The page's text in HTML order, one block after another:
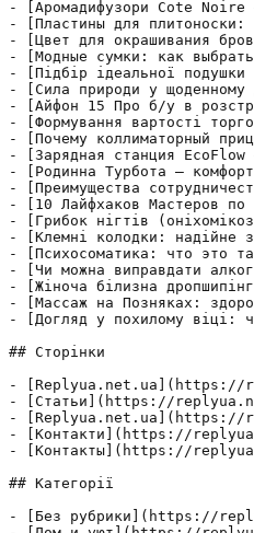
- [Аромадифузори Cote
- [Пластины для
- [Цвет для окрашивания
- [Модные сумки: как
- [Підбір ідеальної
- [Сила природи у
- [Айфон 15 Про б/у в
- [Формування вартості
- [Почему коллиматорный
- [Зарядная станция
- [Родинна Турбота —
- [Преимущества
- [10 Лайфхаков Мастеров
- [Грибок нігтів
- [Клемні колодки:
- [Психосоматика: что это
- [Чи можна виправдати
- [Жіноча білизна
- [Массаж на Позняках:
- [Догляд у похилому віці:
## Сторінки
- [Replyua.net.ua](https://
- [Статьи](https://
- [Replyua.net.ua](https://
- [Контакти](https://
- [Контакты](https://
## Категорії
- [Без рубрики](https://